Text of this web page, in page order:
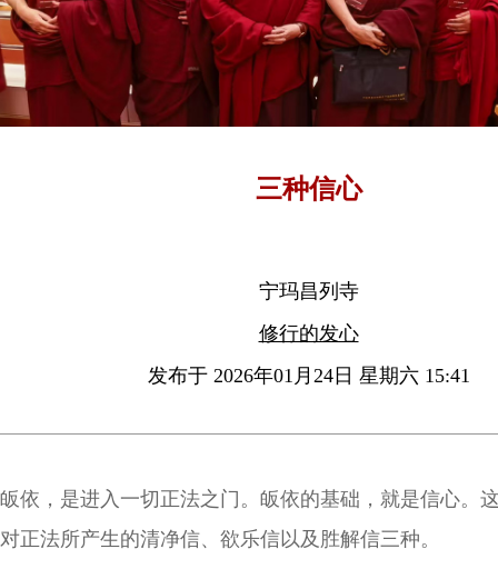
三种信心
宁玛昌列寺
修行的发心
发布于 2026年01月24日 星期六 15:41
皈依，是进入一切正法之门。皈依的基础，就是信心。
对正法所产生的清净信、欲乐信以及胜解信三种。